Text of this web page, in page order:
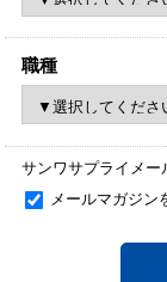
職種
サンワサプライメー
メールマガジン